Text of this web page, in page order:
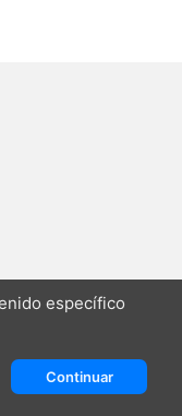
específico
Continuar